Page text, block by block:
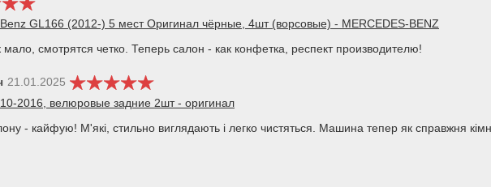
GL166 (2012-) 5 мест Оригинал чёрные, 4шт (ворсовые) - MERCEDES-BENZ
смотрятся четко. Теперь салон - как конфетка, респект производителю!
21.01.2025
2016, велюровые задние 2шт - оригинал
- кайфую! М'які, стильно виглядають і легко чистяться. Машина тепер як справжня